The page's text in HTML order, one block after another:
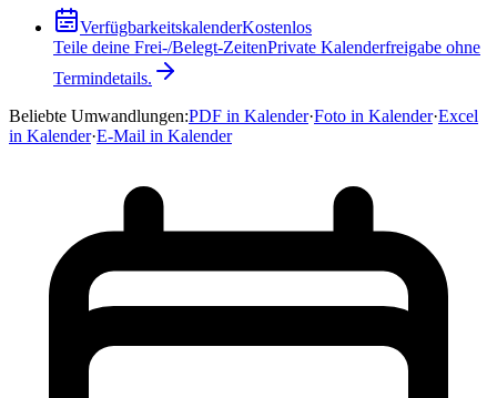
VerfügbarkeitskalenderKostenlos
Teile deine Frei-/Belegt-ZeitenPrivate Kalenderfreigabe ohne
Termindetails.
Beliebte Umwandlungen:PDF in Kalender·Foto in Kalender·Excel
in Kalender·E-Mail in Kalender